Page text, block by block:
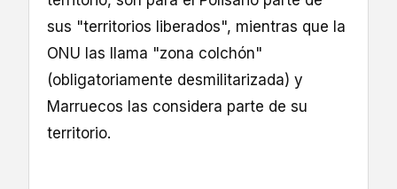
sus "territorios liberados", mientras que la
ONU las llama "zona colchón"
(obligatoriamente desmilitarizada) y
Marruecos las considera parte de su
territorio.